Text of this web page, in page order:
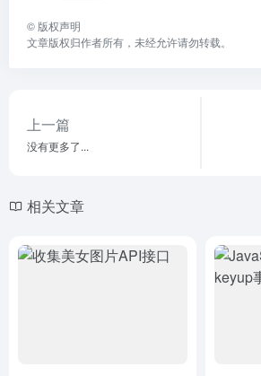
© 版权声明
文章版权归作者所有，未经允许请勿转载。
上一篇
没有更多了...
相关文章